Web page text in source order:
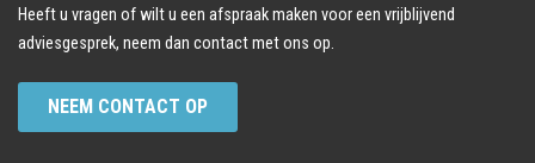
Heeft u vragen of wilt u een afspraak maken voor een vrijblijvend
adviesgesprek, neem dan contact met ons op.
NEEM CONTACT OP